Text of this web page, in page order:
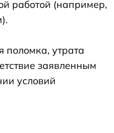
работой (например,
утрата
заявленным
условий